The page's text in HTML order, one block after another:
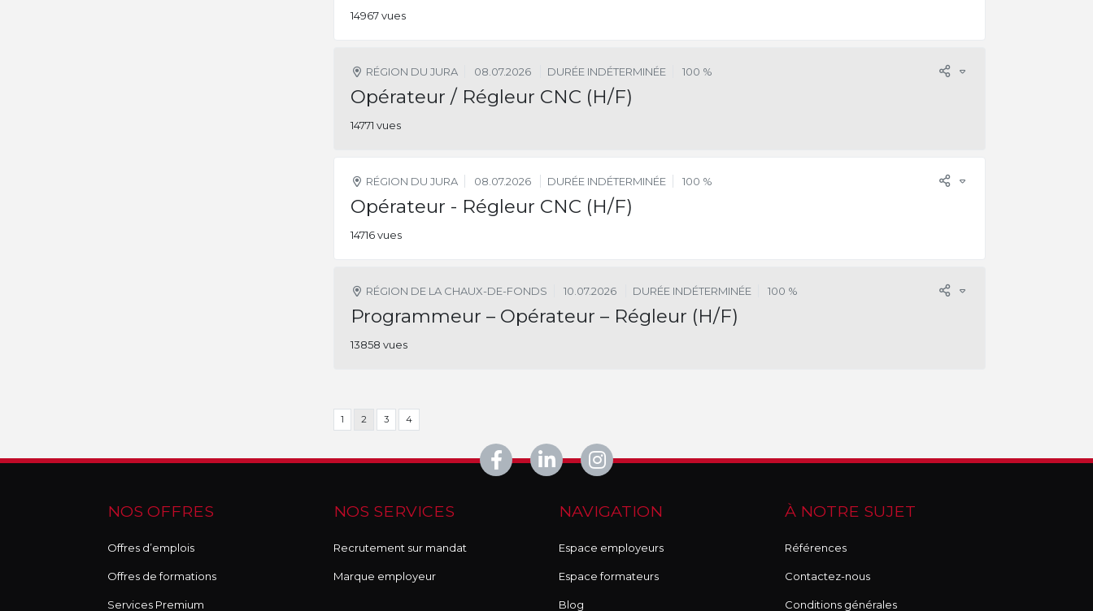
14967 vues
RÉGION DU JURA 08.07.2026 DURÉE INDÉTERMINÉE 100 %
Opérateur / Régleur CNC (H/F)
14771 vues
RÉGION DU JURA 08.07.2026 DURÉE INDÉTERMINÉE 100 %
Opérateur - Régleur CNC (H/F)
14716 vues
RÉGION DE LA CHAUX-DE-FONDS 10.07.2026 DURÉE INDÉTERMINÉE 100 %
Programmeur – Opérateur – Régleur (H/F)
13858 vues
1 2 3 4
NOS OFFRES
Offres d’emplois
Offres de formations
Services Premium
NOS SERVICES
Recrutement sur mandat
Marque employeur
NAVIGATION
Espace employeurs
Espace formateurs
Blog
À NOTRE SUJET
Références
Contactez-nous
Conditions générales